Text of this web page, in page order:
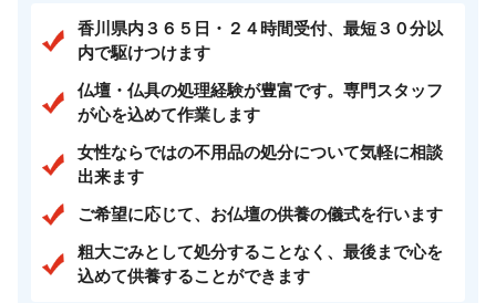
香川県内３６５日・２４時間受付、最短３０分以
内で駆けつけます
仏壇・仏具の処理経験が豊富です。専門スタッフ
が心を込めて作業します
女性ならではの不用品の処分について気軽に相談
出来ます
ご希望に応じて、お仏壇の供養の儀式を行います
粗大ごみとして処分することなく、最後まで心を
込めて供養することができます